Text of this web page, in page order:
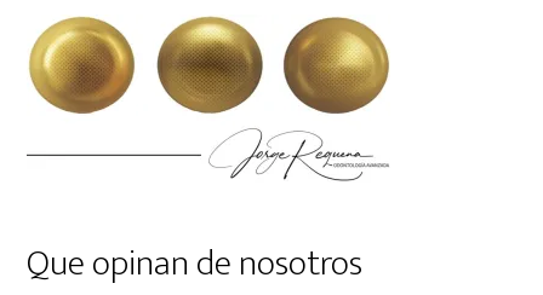
Que opinan de nosotros